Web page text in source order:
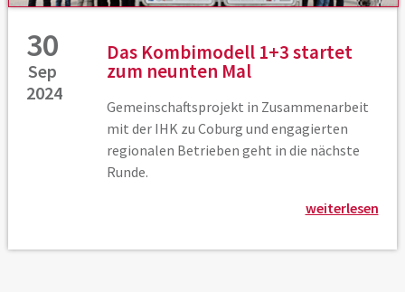
30
Sep
2024
Das Kombimodell 1+3 startet
zum neunten Mal
Gemeinschaftsprojekt in Zusammenarbeit
mit der IHK zu Coburg und engagierten
regionalen Betrieben geht in die nächste
Runde.
weiterlesen